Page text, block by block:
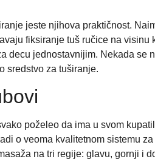
jeste njihova praktičnost.
fiksiranje tuš ručice na visinu
decu jednostavnijim. Nekada se
sredstvo za tuširanje.
poželeo da ima u svom
o veoma kvalitetnom sistemu
na tri regije: glavu, gornji i